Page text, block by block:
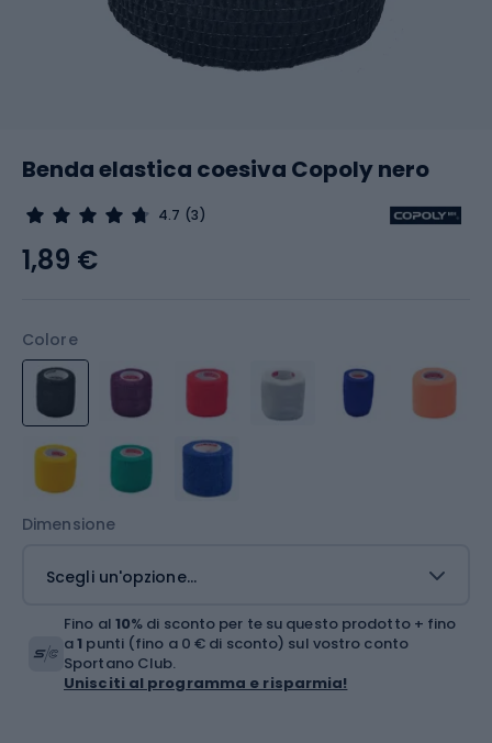
Benda elastica coesiva Copoly nero
4.7 (3)
Colore
Dimensione
Scegli un'opzione...
1,89 €
Fino al 10% di sconto per te su questo prodotto + fino
a1 punti (fino a 0 € di sconto) sul vostro conto
Sportano Club.
Unisciti al programma e risparmia!